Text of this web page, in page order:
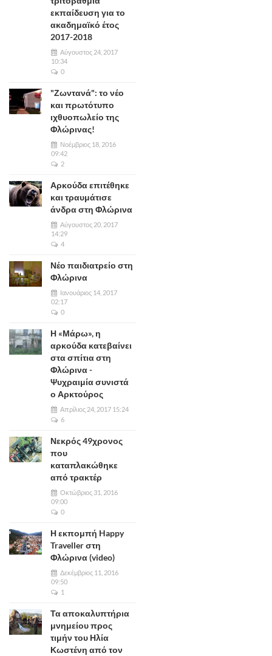
εκπαίδευση για το
ακαδημαϊκό έτος
2017-2018
Αύγουστος 24, 2017
10:34
0
"Ζωντανά": το νέο
και πρωτότυπο
ιχθυοπωλείο της
Φλώρινας!
Νοέμβριος 18, 2016
09:42
2
Αρκούδα επιτέθηκε
και τραυμάτισε
άνδρα στη Φλώρινα
Αύγουστος 20, 2017
14:29
4
Νέο παιδιατρείο στη
Φλώρινα
Ιανουάριος 14, 2017
02:17
0
Η «Μάρω», η
αρκούδα κατεβαίνει
στα σπίτια στη
Φλώρινα -
Ψυχραιμία συνιστά
ο Αρκτούρος
Απρίλιος 24, 2017 15:24
6
Νεκρός 49χρονος
που
καταπλακώθηκε
από τρακτέρ
Οκτώβριος 31, 2016
09:00
0
Η εκπομπή Happy
Traveller στη
Φλώρινα (video)
Δεκέμβριος 11, 2016
09:50
1
Τα αποκαλυπτήρια
μνημείου προς
τιμήν του Ηλία
Κωστένη από τον